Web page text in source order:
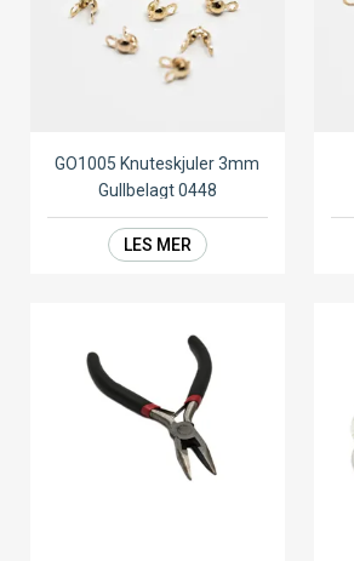
GO1005 Knuteskjuler 3mm
Gullbelagt 0448
LES MER